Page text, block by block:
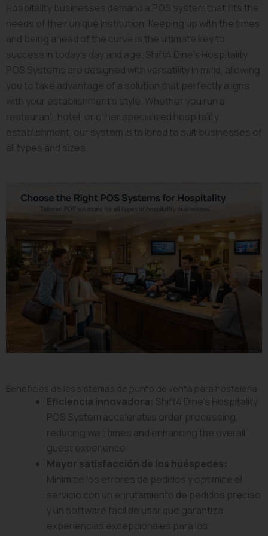
Hospitality businesses demand a POS system that fits the
needs of their unique institution. Keeping up with the times
and being ahead of the curve is the ultimate key to
success in today’s day and age. Shift4 Dine’s Hospitality
POS Systems are designed with versatility in mind, allowing
you to take advantage of a solution that perfectly aligns
with your establishment’s style. Whether you run a
restaurant, hotel, or other specialized hospitality
establishment, our system is tailored to suit businesses of
all types and sizes.
Beneficios de los sistemas de punto de venta para hostelería
Eficiencia innovadora: Shift4 Dine’s Hospitality
POS System accelerates order processing,
reducing wait times and enhancing the overall
guest experience.
Mayor satisfacción de los huéspedes:
Minimice los errores de pedidos y optimice el
servicio con un enrutamiento de pedidos preciso
y un software fácil de usar que garantiza
experiencias excepcionales para los